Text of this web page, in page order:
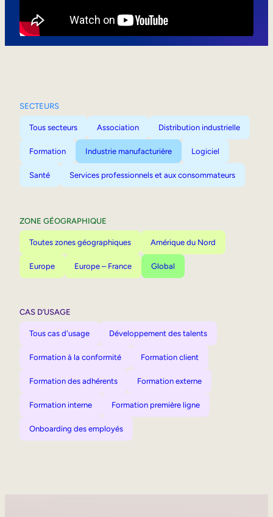
SECTEURS
Tous secteurs Association Distribution industrielle
Formation Industrie manufacturière Logiciel
Santé Services professionnels et aux consommateurs
ZONE GÉOGRAPHIQUE
Toutes zones géographiques Amérique du Nord
Europe Europe – France Global
CAS D’USAGE
Tous cas d'usage Développement des talents
Formation à la conformité Formation client
Formation des adhérents Formation externe
Formation interne Formation première ligne
Onboarding des employés